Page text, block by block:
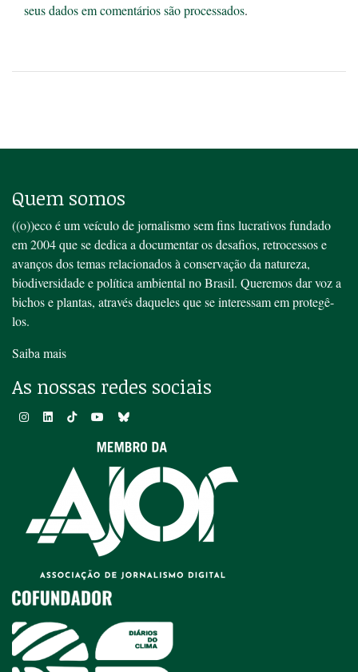
seus dados em comentários são processados.
Quem somos
((o))eco é um veículo de jornalismo sem fins lucrativos fundado
em 2004 que se dedica a documentar os desafios, retrocessos e
avanços dos temas relacionados à conservação da natureza,
biodiversidade e política ambiental no Brasil. Queremos dar voz a
bichos e plantas, através daqueles que se interessam em protegê-
los.
Saiba mais
As nossas redes sociais